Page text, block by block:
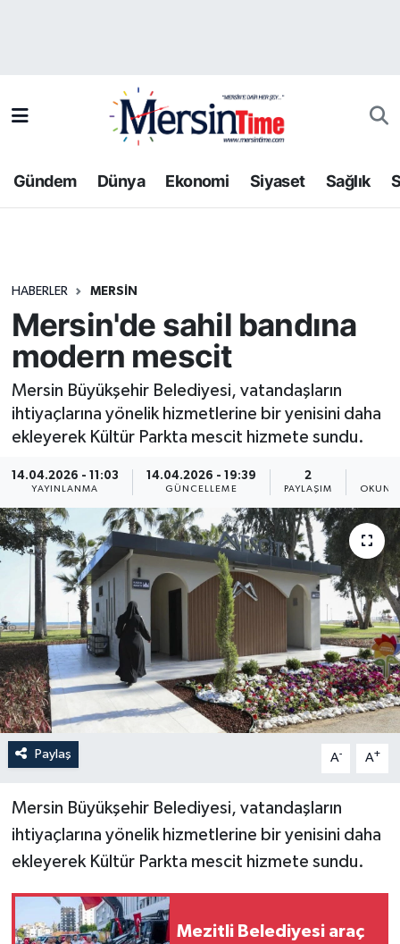
Gündem Dünya Ekonomi Siyaset Sağlık
HABERLER MERSIN
Mersin'de sahil bandına
modern mescit
Mersin Büyükşehir Belediyesi, vatandaşların
ihtiyaçlarına yönelik hizmetlerine bir yenisini daha
ekleyerek Kültür Parkta mescit hizmete sundu.
14.04.2026 - 11:03
YAYINLANMA
14.04.2026 - 19:39
GÜNCELLEME
2
PAYLAŞIM
Paylaş A- A+
Mersin Büyükşehir Belediyesi, vatandaşların
ihtiyaçlarına yönelik hizmetlerine bir yenisini daha
ekleyerek Kültür Parkta mescit hizmete sundu.
Mezitli Belediyesi araç
Bilim-Teknoloji
Dünya
Ekonomi
Gündem
Kültür-Sanat
Resmi İlan
Sağlık
Siyaset
Spor
Yaşam
Trafik Durumu
Tüm Manşetler
Haber Arşivi